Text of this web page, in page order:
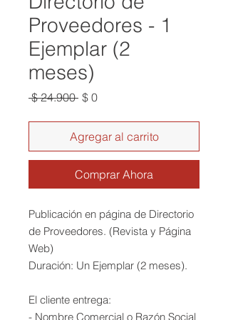
Proveedores - 1
Ejemplar (2
meses)
$ 24.900 Precio
$ 0Precio
oferta
Agregar al carrito
Comprar Ahora
Publicación en página de Directorio
de Proveedores. (Revista y Página
Web)
Duración: Un Ejemplar (2 meses).
El cliente entrega:
- Nombre Comercial o Razón Social